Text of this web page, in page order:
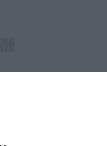
Via del mare 6/
tribunale di Lamezia Terme